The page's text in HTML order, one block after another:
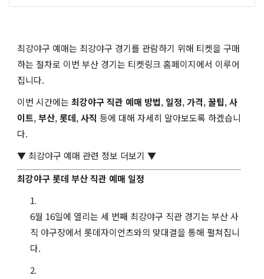
최강야구 예매는 최강야구 경기를 관람하기 위해 티켓을 구매
하는 절차로 이번 부산 경기는 티켓링크 홈페이지에서 이루어
집니다.
이번 시간에는 최강야구 직관 예매 방법, 일정,가격,꿀팁,사
이트,부산,롯데,사직 등에 대해 자세히 알아보도록 하겠습니
다.
▼ 최강야구 예매 관련 정보 더보기 ▼
최강야구 롯데 부산 직관 예매 일정
6월 16일에 열리는 세 번째 최강야구 직관 경기는 부산 사
직 야구장에서 롯데자이언츠와의 맞대결을 통해 펼쳐집니
다.